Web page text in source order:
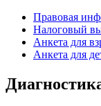
Правовая
Налоговый
Анкета для
Анкета для